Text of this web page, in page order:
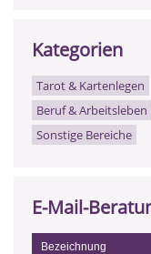
Kategorien
Tarot & Kartenlegen
Beruf & Arbeitsleben
Sonstige Bereiche
E-Mail-
Bezeichnung